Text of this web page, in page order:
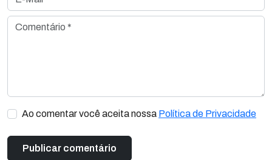
Comentário *
Ao comentar você aceita nossa Política de Privacidade